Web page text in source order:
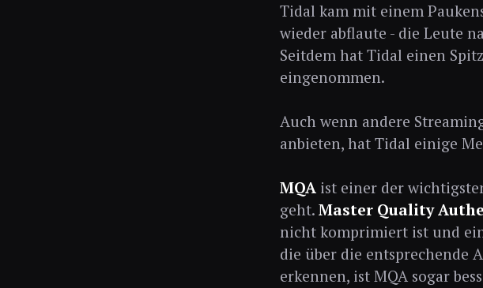
Tidal kam mit einem
wieder abflaute - die Leute
Seitdem hat Tidal einen
eingenommen.
Auch wenn andere
anbieten, hat Tidal einige
MQA ist einer der
geht.Master Quality
nicht komprimiert ist und
die über die entsprechende
erkennen, ist MQA sogar